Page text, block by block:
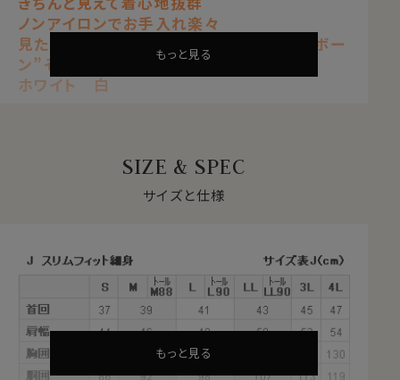
ノンアイロンでお手入れ楽々
見た目はワイシャツの定番の織柄“ヘリンボー
ン”そのもの
ホワイト 白
【 イタリアンカラー/第一ボタンあり 】
【 ボタンダウン 】【 長袖 】
サラッとした肌ざわりと柔らかな着心地。
ナチュラルなストレッチが、動きやすい。
見た目はきちんと見えてスマート、だけど着心地は楽でリ
ラックス。
オールシーズン快適なストレスフリーのシャツ。
サラッとした肌ざわりとソフト感が心地いい、やみつきに
なる新感覚ノーストレスシャツです。
もっと見る
SIZE & SPEC
サイズと仕様
もっと見る